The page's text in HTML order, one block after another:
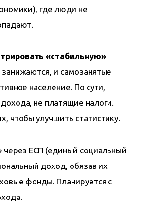
где люди не
«стабильную»
и самозанятые
население. По сути,
не платящие налоги.
чтобы улучшить статистику.
через ЕСП (единый социальный
доход, обязав их
фонды. Планируется с